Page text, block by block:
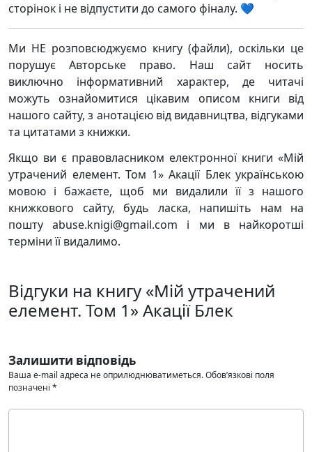
сторінок і не відпустити до самого фіналу. 💙
Ми НЕ розповсюджуємо книгу (файли), оскільки це
порушує Авторське право. Наш сайт носить
виключно інформативний характер, де читачі
можуть ознайомитися цікавим описом книги від
нашого сайту, з анотацією від видавництва, відгуками
та цитатами з книжки.
Якщо ви є правовласником електронної книги «Мій
утрачений елемент. Том 1» Акації Блек українською
мовою і бажаєте, щоб ми видалили її з нашого
книжкового сайту, будь ласка, напишіть нам на
пошту abuse.knigi@gmail.com і ми в найкоротші
терміни її видалимо.
Відгуки на книгу «Мій утрачений
елемент. Том 1» Акації Блек
Залишити відповідь
Ваша e-mail адреса не оприлюднюватиметься.Обов’язкові поля
позначені *